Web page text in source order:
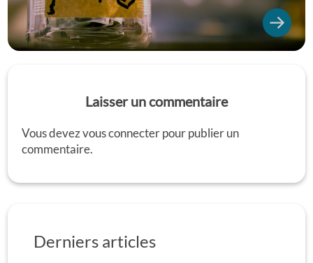
Laisser un commentaire
Vous devezvous connecterpour publier un
commentaire.
Derniers articles